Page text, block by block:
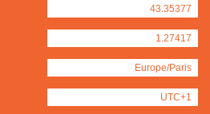
43.35377
1.27417
Europe/Paris
UTC+1